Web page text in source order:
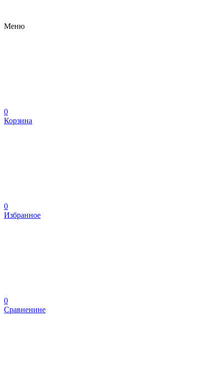
Меню
0
Корзина
0
Избранное
0
Сравненине